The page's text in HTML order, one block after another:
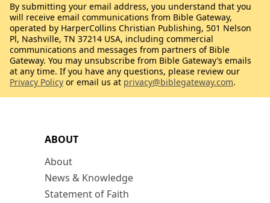
ABOUT
About
News & Knowledge
Statement of Faith
By submitting your email address, you understand that you
will receive email communications from Bible Gateway,
operated by HarperCollins Christian Publishing, 501 Nelson
Pl, Nashville, TN 37214 USA, including commercial
communications and messages from partners of Bible
Gateway. You may unsubscribe from Bible Gateway’s emails
at any time. If you have any questions, please review our
Privacy Policy or email us at privacy@biblegateway.com.